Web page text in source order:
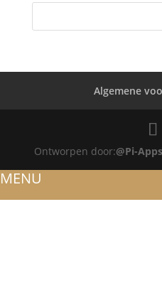
Algemene
Ontworpen door:@Pi-Apps
MENU